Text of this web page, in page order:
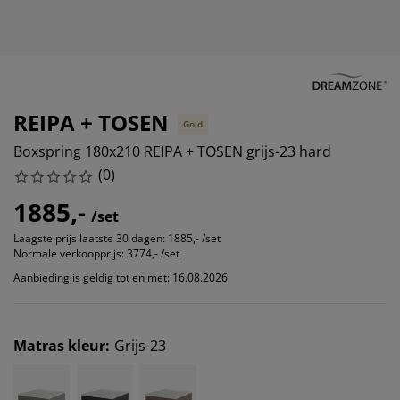
REIPA + TOSEN Gold
Boxspring 180x210 REIPA + TOSEN grijs-23 hard
(0)
1885,- /set
Laagste prijs laatste 30 dagen: 1885,- /set
Normale verkoopprijs: 3774,- /set
Aanbieding is geldig tot en met: 16.08.2026
Matras kleur: Grijs-23